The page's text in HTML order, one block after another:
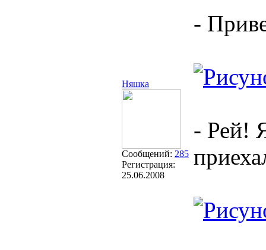
Няшка
Сообщений: 285
Регистрация:
25.06.2008
-
- Рей!